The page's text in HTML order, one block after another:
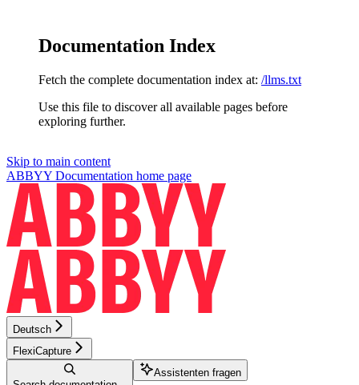
Documentation Index
Fetch the complete documentation index at: /llms.txt
Use this file to discover all available pages before
exploring further.
Skip to main content
ABBYY Documentation home page
Deutsch
FlexiCapture
Assistenten fragen